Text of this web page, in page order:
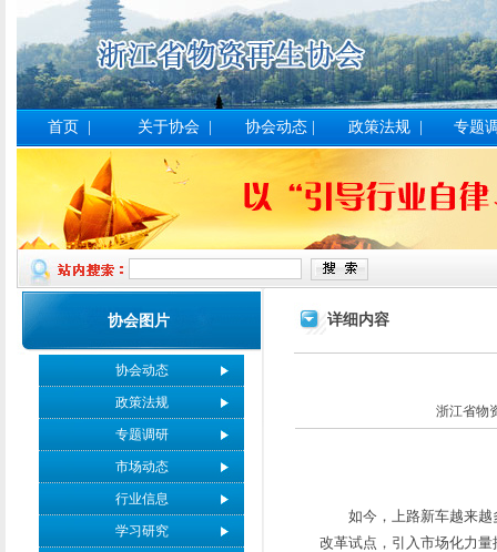
首页 关于协会 协会动态 政策法规 专题
协会图片
协会动态
政策法规
专题调研
市场动态
行业信息
学习研究
详细内容
浙江省物
如今，上路新车越来越
改革试点，引入市场化力